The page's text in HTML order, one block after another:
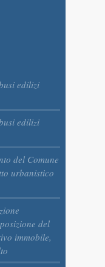
edilizi
edilizi
del Comune
urbanistico
del
immobile,